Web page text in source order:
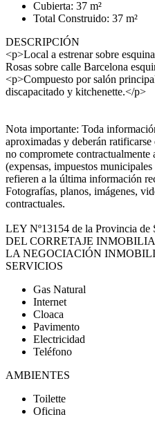
Cubierta: 37 m²
Total Construido: 37 m²
DESCRIPCIÓN
<p>Local a estrenar sobre
Rosas sobre calle Barcelona
<p>Compuesto por salón
discapacitado y kitchenette.</p>
Nota importante: Toda
aproximadas y deberán
no compromete contractualmente
(expensas, impuestos
refieren a la última información
Fotografías, planos, imágenes,
contractuales.
LEY Nº13154 de la Provincia
DEL CORRETAJE
LA NEGOCIACIÓN
SERVICIOS
Gas Natural
Internet
Cloaca
Pavimento
Electricidad
Teléfono
AMBIENTES
Toilette
Oficina